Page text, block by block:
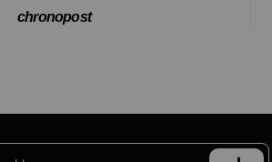
chronopost